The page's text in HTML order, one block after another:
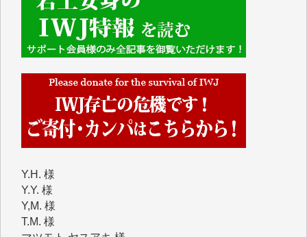
IWJには、ご寄付・カンパをいただいた方々より、た
くさんの応援のメッセージが届いています。感謝を込
めて、その一部をここにご紹介いたします。
■■■■■■
■2026年7月、ご寄付いただいた皆さま、心より感謝
を申し上げます。
Y.H. 様
Y.Y. 様
T.M. 様
マツモト ヤスアキ 様
マシオン 恵美香 様
岩井 祐子 様